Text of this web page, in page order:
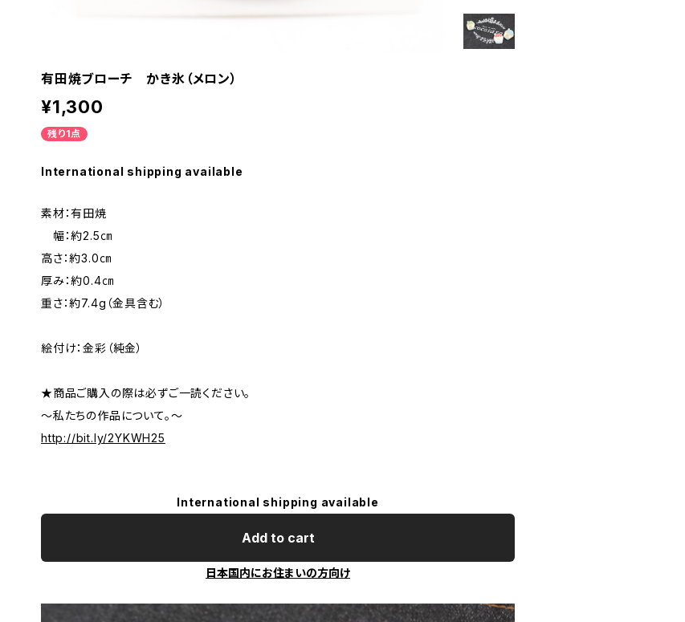
有田焼ブローチ かき氷（メロン）
¥1,300
残り1点
International shipping available
素材：有田焼
幅：約2.5㎝
高さ：約3.0㎝
厚み：約0.4㎝
重さ：約7.4g（金具含む）
絵付け：金彩（純金）
★商品ご購入の際は必ずご一読ください。
～私たちの作品について。～
http://bit.ly/2YKWH25
International shipping available
Add to cart
日本国内にお住まいの方向け